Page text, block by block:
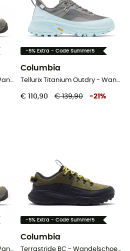
Tellurix Titanium Outdry - Wandelschoenen - Heren
-5% Extra - Code Summer5
Columbia
Tellurix Titanium Outdry - Wandelschoenen - Dames
€ 110,90 € 139,90 -21 %
Tellurix Titanium Outdry - Wandelschoenen - Dames
-5% Extra - Code Summer5
Columbia
Terrastride BC - Wandelschoenen - Heren